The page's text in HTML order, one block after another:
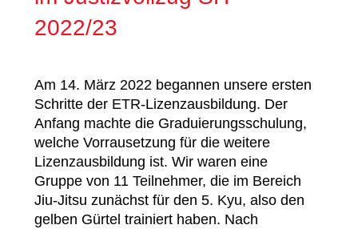
2022/23
Am 14. März 2022 begannen unsere ersten
Schritte der ETR-Lizenzausbildung. Der
Anfang machte die Graduierungsschulung,
welche Vorrausetzung für die weitere
Lizenzausbildung ist. Wir waren eine
Gruppe von 11 Teilnehmer, die im Bereich
Jiu-Jitsu zunächst für den 5. Kyu, also den
gelben Gürtel trainiert haben. Nach